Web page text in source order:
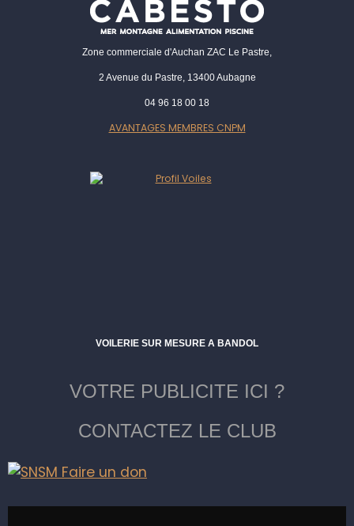
Zone commerciale d'Auchan ZAC Le Pastre,
2 Avenue du Pastre, 13400 Aubagne
04 96 18 00 18
AVANTAGES MEMBRES CNPM
VOILERIE SUR MESURE A BANDOL
VOTRE PUBLICITE ICI ?
CONTACTEZ LE CLUB